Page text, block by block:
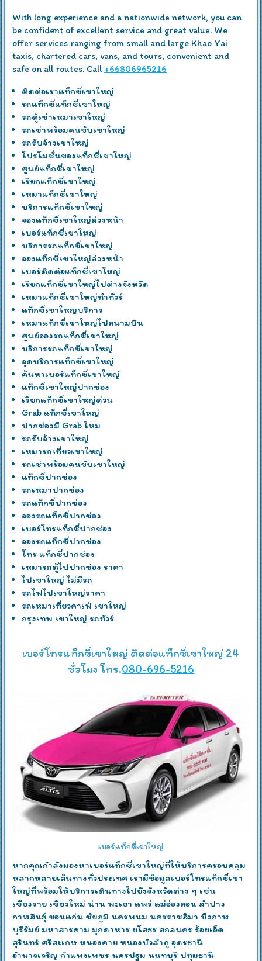
With long experience and a nationwide network, you can
be confident of excellent service and great value. We
offer services ranging from small and large Khao Yai
taxis, chartered cars, vans, and tours, convenient and
safe on all routes. Call +66806965216
ติดต่อเราแท็กซี่เขาใหญ่
รถแท็กซี่แท็กซี่เขาใหญ่
รถตู้เช่าเหมาเขาใหญ่
รถเช่าพร้อมคนขับเขาใหญ่
รถรับจ้างเขาใหญ่
โปรโมชั่นของแท็กซี่เขาใหญ่
ศูนย์แท็กซี่เขาใหญ่
เรียกแท็กซี่เขาใหญ่
เหมาแท็กซี่เขาใหญ่
บริการแท็กซี่เขาใหญ่
จองแท็กซี่เขาใหญ่ล่วงหน้า
เบอร์แท็กซี่เขาใหญ่
บริการรถแท็กซี่เขาใหญ่
จองแท็กซี่เขาใหญ่ล่วงหน้า
เบอร์ติดต่อแท็กซี่เขาใหญ่
เรียกแท็กซี่เขาใหญ่ไปต่างจังหวัด
เหมาแท็กซี่เขาใหญ่ทำทัวร์
แท็กซี่เขาใหญบริการ
เหมาแท็กซี่เขาใหญ่ไปสนามบิน
ศูนย์จองรถแท็กซี่เขาใหญ่
บริการรถแท็กซี่เขาใหญ่
จุดบริการแท็กซี่เขาใหญ่
ค้นหาเบอร์แท็กซี่เขาใหญ่
แท็กซี่เขาใหญ่ปากช่อง
เรียกแท็กซี่เขาใหญ่ด่วน
Grab แท็กซี่เขาใหญ่
ปากช่องมี Grab ไหม
รถรับจ้างเขาใหญ่
เหมารถเที่ยวเขาใหญ่
รถเช่าพร้อมคนขับเขาใหญ่
แท็กซี่ปากช่อง
รถเหมาปากช่อง
รถแท็กซี่ปากช่อง
จองรถแท็กซี่ปากช่อง
เบอร์โทรแท็กซี่ปากช่อง
จองรถแท็กซี่ปากช่อง
โทร แท็กซี่ปากช่อง
เหมารถตู้ไปปากช่อง ราคา
ไปเขาใหญ่ ไม่มีรถ
รถไฟไปเขาใหญ่ราคา
รถเหมาเที่ยวคาเฟ่ เขาใหญ่
กรุงเทพ เขาใหญ่ รถทัวร์
เบอร์โทรแท็กซี่เขาใหญ่ ติดต่อแท็กซี่เขาใหญ่ 24
ชั่วโมง โทร.080-696-5216
เบอร์แท็กซี่เขาใหญ่
หากคุณกำลังมองหาเบอร์แท็กซี่เขาใหญ่ที่ให้บริการครอบคลุม
หลากหลายเส้นทางทั่วประเทศ เรามีข้อมูลเบอร์โทรแท็กซี่เขา
ใหญ่ที่พร้อมให้บริการเดินทางไปยังจังหวัดต่าง ๆ เช่น
เชียงราย เชียงใหม่ น่าน พะเยา แพร่ แม่ฮ่องสอน ลำปาง
กาฬสินธุ์ ขอนแก่น ชัยภูมิ นครพนม นครราชสีมา บึงกาฬ
บุรีรัมย์ มหาสารคาม มุกดาหาร ยโสธร สกลนคร ร้อยเอ็ด
สุรินทร์ ศรีสะเกษ หนองคาย หนองบัวลำภู อุดรธานี
อำนาจเจริญ กำแพงเพชร นครปฐม นนทบุรี ปทุมธานี